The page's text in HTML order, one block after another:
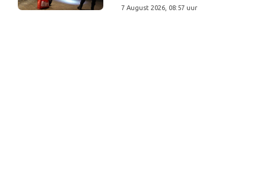
7 August 2026, 08:57 uur